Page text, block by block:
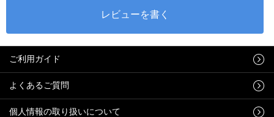
ご利用ガイド
よくあるご質問
個人情報の取り扱いについて